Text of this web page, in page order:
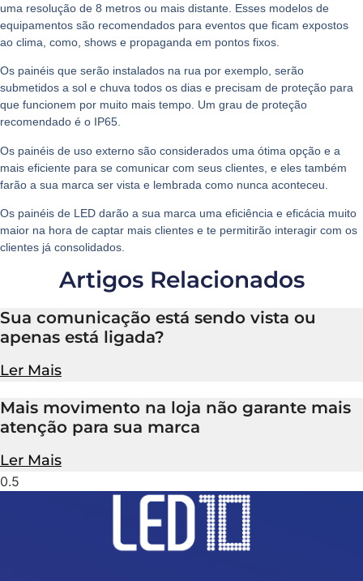
uma resolução de 8 metros ou mais distante. Esses modelos de
equipamentos são recomendados para eventos que ficam expostos
ao clima, como, shows e propaganda em pontos fixos.
Os painéis que serão instalados na rua por exemplo, serão
submetidos a sol e chuva todos os dias e precisam de proteção para
que funcionem por muito mais tempo. Um grau de proteção
recomendado é o IP65.
Os painéis de uso externo são considerados uma ótima opção e a
mais eficiente para se comunicar com seus clientes, e eles também
farão a sua marca ser vista e lembrada como nunca aconteceu.
Os painéis de LED darão a sua marca uma eficiência e eficácia muito
maior na hora de captar mais clientes e te permitirão interagir com os
clientes já consolidados.
Artigos Relacionados
Sua comunicação está sendo vista ou
apenas está ligada?
Ler Mais
Mais movimento na loja não garante mais
atenção para sua marca
Ler Mais